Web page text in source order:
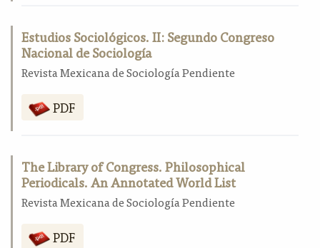
Estudios Sociológicos. II: Segundo Congreso
Nacional de Sociología
Revista Mexicana de Sociología Pendiente
PDF
The Library of Congress. Philosophical
Periodicals. An Annotated World List
Revista Mexicana de Sociología Pendiente
PDF